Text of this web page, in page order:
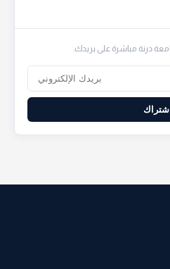
درنة مباشرة على بريدك.
اشتراك